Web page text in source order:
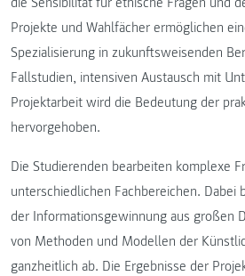
Projekte und Wahlfächer ermöglichen
Spezialisierung in zukunftsweisenden
Fallstudien, intensiven Austausch mit
Projektarbeit wird die Bedeutung der
hervorgehoben.
Die Studierenden bearbeiten komplexe
unterschiedlichen Fachbereichen. Dabei
der Informationsgewinnung aus großen
von Methoden und Modellen der
ganzheitlich ab. Die Ergebnisse der